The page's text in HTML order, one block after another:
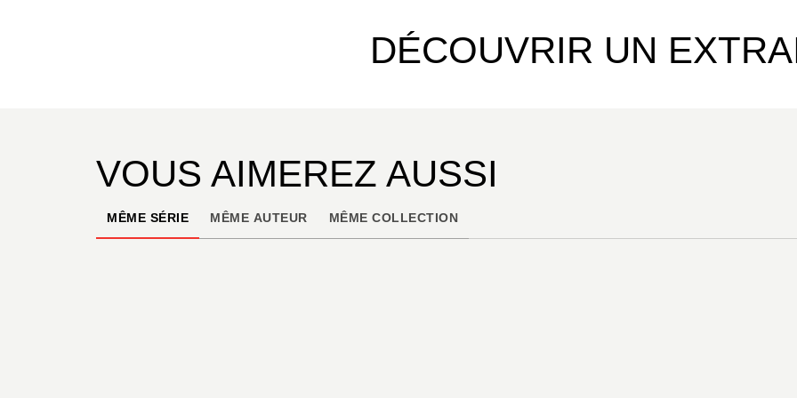
DÉCOUVRIR UN
VOUS AIMEREZ AUSSI
MÊME SÉRIE MÊME AUTEUR MÊME COLLECTION